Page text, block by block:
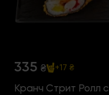
335 ₴ +17 ₴
Кранч Стрит Ролл с